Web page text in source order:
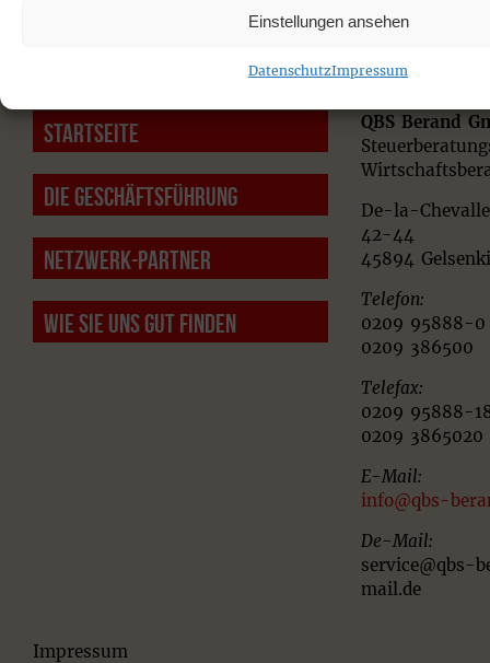
Einstellungen ansehen
DatenschutzImpressum
verpflichtet sind, gilt diese Ausnahme nicht.
Startseite
DIE GESCHÄFTSFÜHRUNG
NETZWERK-PARTNER
WIE SIE UNS GUT FINDEN
QBS Berand
De-la-
42-44
45894
Telefon:
0209 95888-0
0209 386500
Telefax:
0209 95888-
0209 3865020
E-Mail:
info@qbs-
De-Mail:
service@qbs-
mail.de
Impressum